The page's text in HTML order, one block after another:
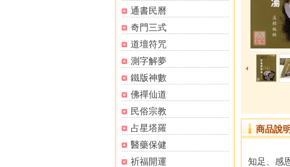
通書民曆
奇門三式
道壇符咒
測字解夢
鐵版神數
佛禪仙道
民俗宗教
占星塔羅
醫藥保健
祈福開運
商品說
知足、感